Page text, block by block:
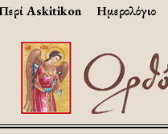
Askitikon Ημερολόγιο